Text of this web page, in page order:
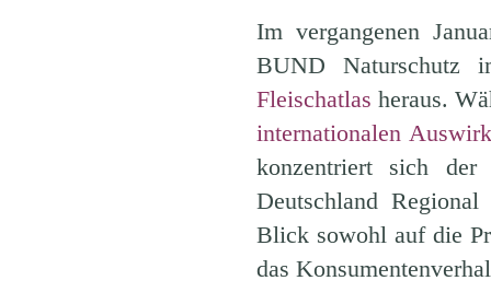
Im vergangenen
BUND Naturschutz
Fleischatlas heraus.
internationalen
konzentriert sich
Deutschland
Blick sowohl auf die
das